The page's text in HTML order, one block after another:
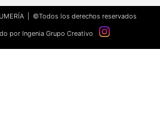
| ©Todos los derechos reservados
por Ingenia Grupo Creativo